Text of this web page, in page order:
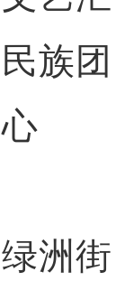
族团
洲街